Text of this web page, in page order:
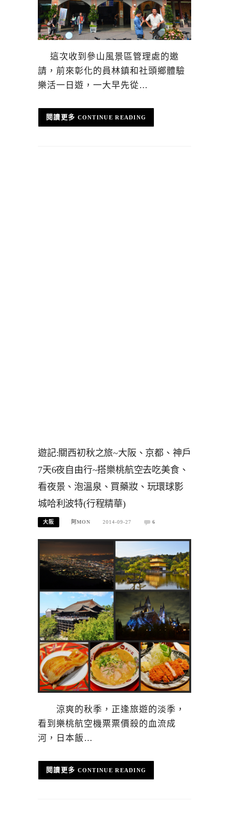
這次收到參山風景區管理處的邀
請，前來彰化的員林鎮和社頭鄉體驗
樂活一日遊，一大早先從…
CONTINUE READING
遊記:關西初秋之旅~大阪、京都、神戶
7天6夜自由行~搭樂桃航空去吃美食、
看夜景、泡溫泉、買藥妝、玩環球影
城哈利波特(行程精華)
大阪 阿MON 2014-09-27 6
涼爽的秋季，正逢旅遊的淡季，
看到樂桃航空機票票價殺的血流成
河，日本飯…
CONTINUE READING